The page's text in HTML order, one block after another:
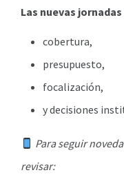
Las nuevas
cobertura,
presupuesto,
focalización,
y decisiones
Para seguir
revisar: